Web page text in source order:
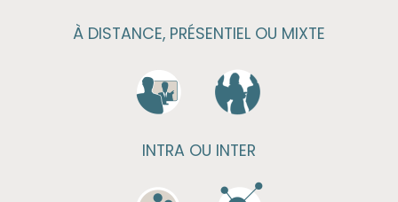
À DISTANCE, PRÉSENTIEL OU MIXTE
INTRA OU INTER